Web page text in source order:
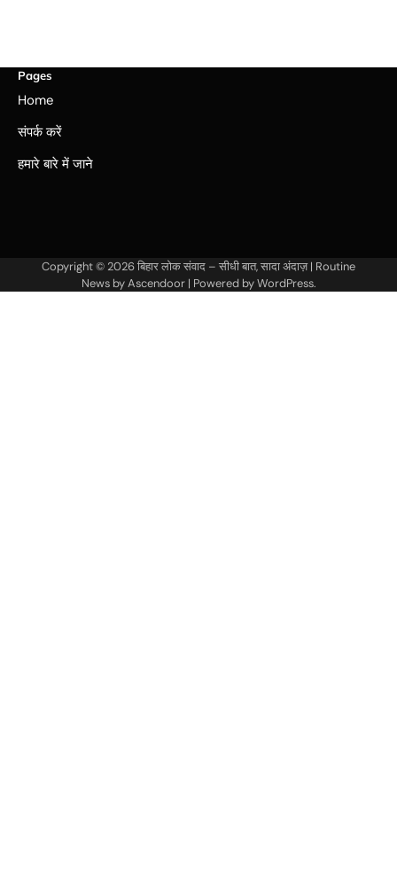
Pages
Home
संपर्क करें
हमारे बारे में जाने
Copyright © 2026बिहार लोक संवाद – सीधी बात, सादा अंदाज़| Routine
News byAscendoor| Powered byWordPress.